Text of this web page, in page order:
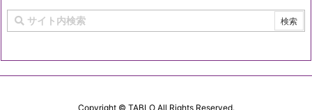
Copyright © TABLOAll Rights Reserved.